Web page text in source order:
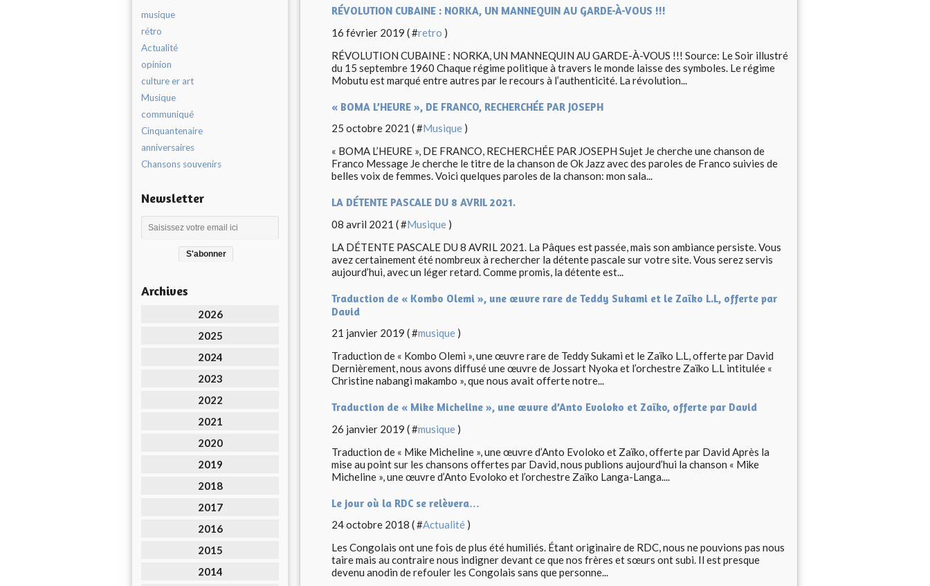
musique
rétro
Actualité
opinion
culture er art
Musique
communiqué
Cinquantenaire
anniversaires
Chansons souvenirs
Newsletter
Archives
2026
2025
2024
2023
2022
2021
2020
2019
2018
2017
2016
2015
2014
RÉVOLUTION CUBAINE : NORKA, UN MANNEQUIN AU GARDE-À-VOUS !!!
16 février 2019 ( #retro )
RÉVOLUTION CUBAINE : NORKA, UN MANNEQUIN AU GARDE-À-VOUS !!! Source: Le Soir illustré
du 15 septembre 1960 Chaque régime politique à travers le monde laisse des symboles. Le régime
Mobutu est marqué entre autres par le recours à l’authenticité. La révolution...
« BOMA L’HEURE », DE FRANCO, RECHERCHÉE PAR JOSEPH
25 octobre 2021 ( #Musique )
« BOMA L’HEURE », DE FRANCO, RECHERCHÉE PAR JOSEPH Sujet Je cherche une chanson de
Franco Message Je cherche le titre de la chanson de Ok Jazz avec des paroles de Franco suivies de
belles voix de femmes. Voici quelques paroles de la chanson: mon sala...
LA DÉTENTE PASCALE DU 8 AVRIL 2021.
08 avril 2021 ( #Musique )
LA DÉTENTE PASCALE DU 8 AVRIL 2021. La Pâques est passée, mais son ambiance persiste. Vous
avez certainement été nombreux à rechercher la détente pascale sur votre site. Vous serez servis
aujourd’hui, avec un léger retard. Comme promis, la détente est...
Traduction de « Kombo Olemi », une œuvre rare de Teddy Sukami et le Zaïko L.L, offerte par
David
21 janvier 2019 ( #musique )
Traduction de « Kombo Olemi », une œuvre rare de Teddy Sukami et le Zaïko L.L, offerte par David
Dernièrement, nous avons diffusé une œuvre de Jossart Nyoka et l’orchestre Zaïko L.L intitulée «
Christine nabangi makambo », que nous avait offerte notre...
Traduction de « Mike Micheline », une œuvre d’Anto Evoloko et Zaïko, offerte par David
26 janvier 2019 ( #musique )
Traduction de « Mike Micheline », une œuvre d’Anto Evoloko et Zaïko, offerte par David Après la
mise au point sur les chansons offertes par David, nous publions aujourd’hui la chanson « Mike
Micheline », une œuvre d’Anto Evoloko et l’orchestre Zaïko Langa-Langa....
Le jour où la RDC se relèvera…
24 octobre 2018 ( #Actualité )
Les Congolais ont une fois de plus été humiliés. Étant originaire de RDC, nous ne pouvions pas nous
taire mais au contraire nous indigner devant ce que nos frères et sœurs ont subi. Il est presque
devenu anodin de refouler les Congolais sans que personne...